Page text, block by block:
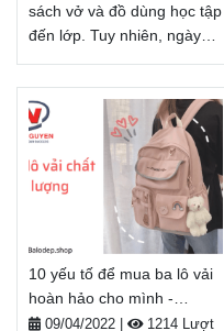
sách vở và đồ dùng học tập
đến lớp. Tuy nhiên, ngày
có rất nhiều lựa chọn về
balo cấp 2 cho học sinh. Nó
chỉ có một khó khăn là làm
thế nào để chọn một chiếc
balo phù hợp cho bạn
hoặc con của bạn?
Balodep.shop|Chuyên Balo-
Túi xách–Vali đẹp.
FreeShip toàn quốc, Miễn
phí đổi trả hàng, Thanh
toán tiền khi nhận hàng.
10 yếu tố để mua ba lô vải
hoàn hảo cho mình -
Balodep.shop
09/04/2022 1214 Lượt